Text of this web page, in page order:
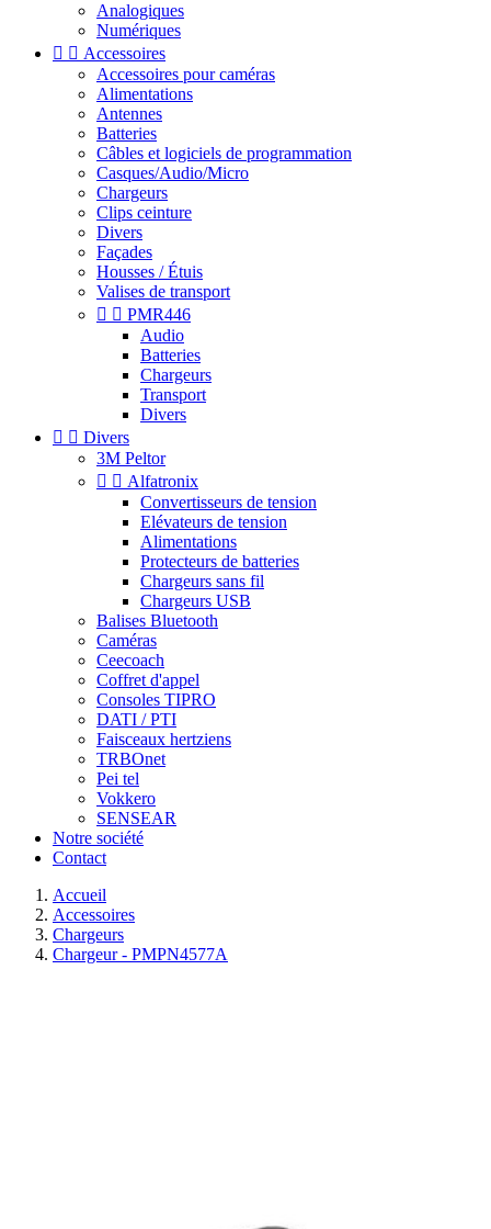
Analogiques
Numériques
  Accessoires
Accessoires pour caméras
Alimentations
Antennes
Batteries
Câbles et logiciels de programmation
Casques/Audio/Micro
Chargeurs
Clips ceinture
Divers
Façades
Housses / Étuis
Valises de transport
  PMR446
Audio
Batteries
Chargeurs
Transport
Divers
  Divers
3M Peltor
  Alfatronix
Convertisseurs de tension
Elévateurs de tension
Alimentations
Protecteurs de batteries
Chargeurs sans fil
Chargeurs USB
Balises Bluetooth
Caméras
Ceecoach
Coffret d'appel
Consoles TIPRO
DATI / PTI
Faisceaux hertziens
TRBOnet
Pei tel
Vokkero
SENSEAR
Notre société
Contact
Accueil
Accessoires
Chargeurs
Chargeur - PMPN4577A